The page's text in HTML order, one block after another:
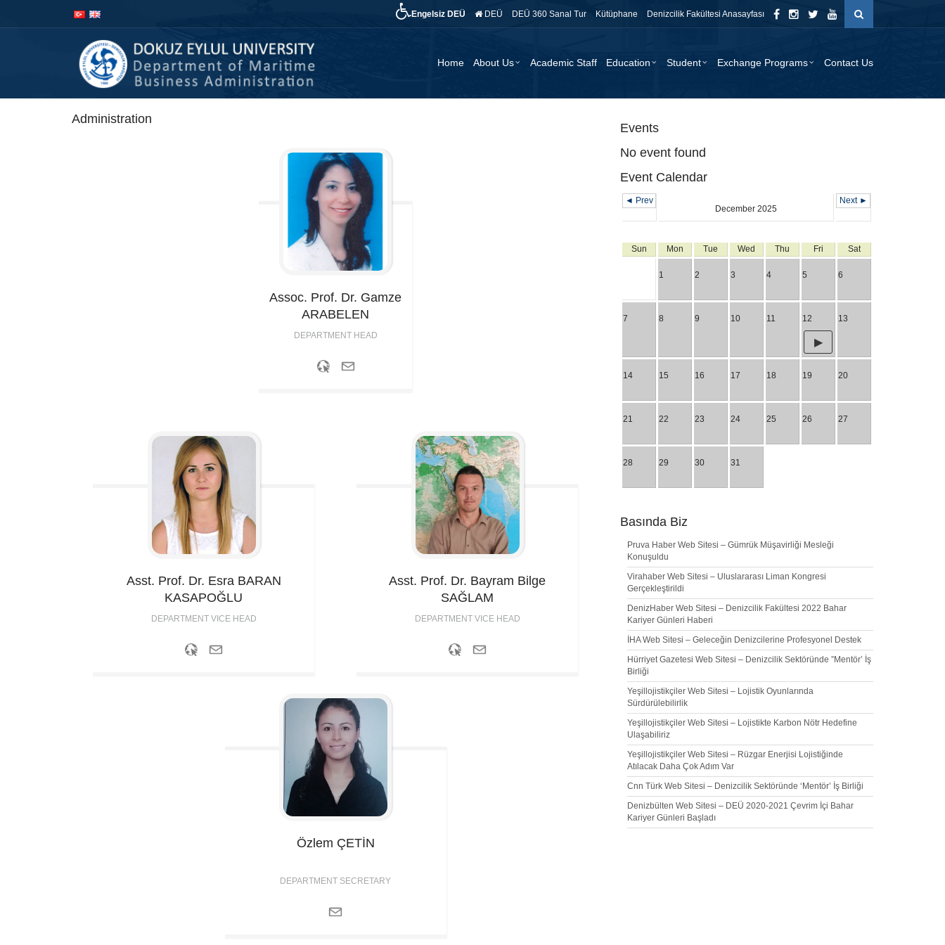
Engelsiz DEÜ DEÜ DEÜ 360 Sanal Tur Kütüphane Denizcilik Fakültesi Anasayfası
Home About Us Academic Staff Education Student Exchange Programs Contact Us
Administration
Assoc. Prof. Dr. Gamze
ARABELEN
DEPARTMENT HEAD
Asst. Prof. Dr. Esra BARAN
KASAPOĞLU
DEPARTMENT VICE HEAD
Asst. Prof. Dr. Bayram Bilge
SAĞLAM
DEPARTMENT VICE HEAD
Özlem ÇETİN
DEPARTMENT SECRETARY
Events
No event found
Event Calendar
◄ Prev
December 2025
Next ►
Sun Mon Tue Wed Thu Fri Sat
1 2 3 4 5 6
7 8 9 10 11 12 13
14 15 16 17 18 19 20
21 22 23 24 25 26 27
28 29 30 31
Basında Biz
Pruva Haber Web Sitesi – Gümrük Müşavirliği Mesleği
Konuşuldu
Virahaber Web Sitesi – Uluslararası Liman Kongresi
Gerçekleştirildi
DenizHaber Web Sitesi – Denizcilik Fakültesi 2022 Bahar
Kariyer Günleri Haberi
İHA Web Sitesi – Geleceğin Denizcilerine Profesyonel Destek
Hürriyet Gazetesi Web Sitesi – Denizcilik Sektöründe ”Mentör’ İş
Birliği
Yeşillojistikçiler Web Sitesi – Lojistik Oyunlarında
Sürdürülebilirlik
Yeşillojistikçiler Web Sitesi – Lojistikte Karbon Nötr Hedefine
Ulaşabiliriz
Yeşillojistikçiler Web Sitesi – Rüzgar Enerjisi Lojistiğinde
Atılacak Daha Çok Adım Var
Cnn Türk Web Sitesi – Denizcilik Sektöründe ‘Mentör’ İş Birliği
Denizbülten Web Sitesi – DEÜ 2020-2021 Çevrim İçi Bahar
Kariyer Günleri Başladı